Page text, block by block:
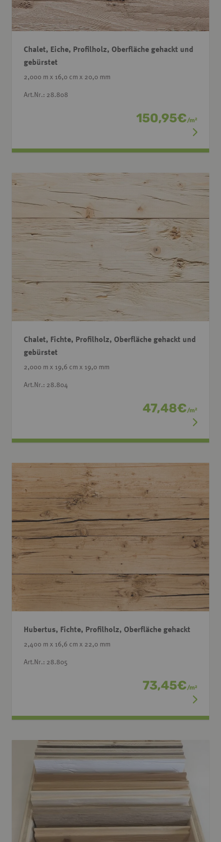
Chalet, Eiche, Profilholz, Oberfläche gehackt und
gebürstet
2,000 m x 16,0 cm x 20,0 mm
Art.Nr.: 28.808
150,95€/m2
Chalet, Fichte, Profilholz, Oberfläche gehackt und
gebürstet
2,000 m x 19,6 cm x 19,0 mm
Art.Nr.: 28.804
47,48€/m2
Hubertus, Fichte, Profilholz, Oberfläche gehackt
2,400 m x 16,6 cm x 22,0 mm
Art.Nr.: 28.805
73,45€/m2